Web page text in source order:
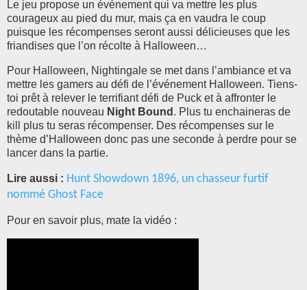
Le jeu propose un événement qui va mettre les plus
courageux au pied du mur, mais ça en vaudra le coup
puisque les récompenses seront aussi délicieuses que les
friandises que l’on récolte à Halloween…
Pour Halloween, Nightingale se met dans l’ambiance et va
mettre les gamers au défi de l’événement Halloween. Tiens-
toi prêt à relever le terrifiant défi de Puck et à affronter le
redoutable nouveau Night Bound . Plus tu enchaineras de
kill plus tu seras récompenser. Des récompenses sur le
thème d’Halloween donc pas une seconde à perdre pour se
lancer dans la partie.
Lire aussi : Hunt Showdown 1896, un chasseur furtif
nommé Ghost Face
Pour en savoir plus, mate la vidéo :